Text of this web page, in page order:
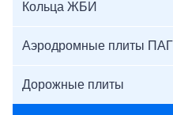
Кольца ЖБИ
Аэродромные плиты ПАГ
Дорожные плиты